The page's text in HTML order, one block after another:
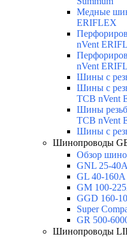
Медные
ERIFLEX
nVent
nVent
Шины с
Шины с
TCB nVent
Шины
TCB nVent
Шины с
Шинопроводы
Обзор
GNL 25-40A
GL 40-160A
GM 100-
GGD 160-
Super
GR 500-
Шинопроводы